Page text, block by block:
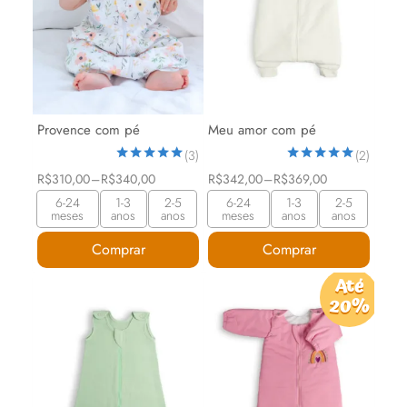
opções
podem
escolhidas
página
do
produto
na
do
produto
Provence com pé
(3)
Avaliação
5.00
de 5
R$310,00–R$340,00Faixa
de
preço:
R$310,00
através
6-24
meses
1-3
anos
2-5
anos
Comprar
variantes.
Meu amor com pé
(2)
Avaliação
5.00
de 5
R$342,00–R$369,00Faixa
de
preço:
R$342,00
através
6-24
meses
1-3
anos
2-5
anos
Comprar
produto
tem
variantes.
Até
20%